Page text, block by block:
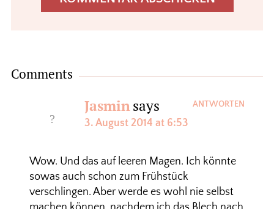
Comments
Jasminsays
3. August 2014 at 6:53
Wow. Und das auf leeren Magen. Ich könnte
sowas auch schon zum Frühstück
verschlingen. Aber werde es wohl nie selbst
ANTWORTEN